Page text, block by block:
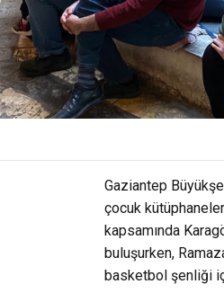
Gaziantep
çocuk
kapsamında
buluşurken,
basketbol şenliği